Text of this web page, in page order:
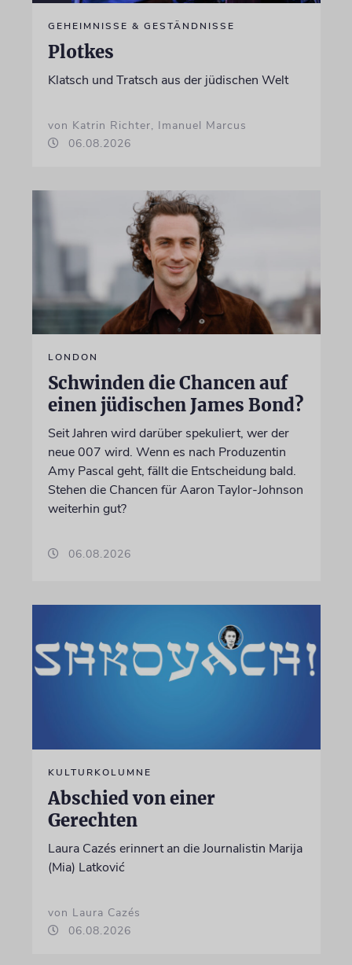
GEHEIMNISSE & GESTÄNDNISSE
Plotkes
Klatsch und Tratsch aus der jüdischen Welt
von Katrin Richter, Imanuel Marcus
06.08.2026
LONDON
Schwinden die Chancen auf
einen jüdischen James Bond?
Seit Jahren wird darüber spekuliert, wer der
neue 007 wird. Wenn es nach Produzentin
Amy Pascal geht, fällt die Entscheidung bald.
Stehen die Chancen für Aaron Taylor-Johnson
weiterhin gut?
06.08.2026
KULTURKOLUMNE
Abschied von einer
Gerechten
Laura Cazés erinnert an die Journalistin Marija
(Mia) Latković
von Laura Cazés
06.08.2026